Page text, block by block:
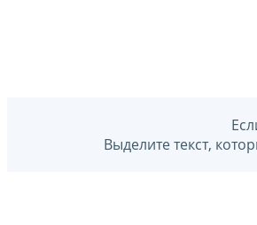
Выделите текст,